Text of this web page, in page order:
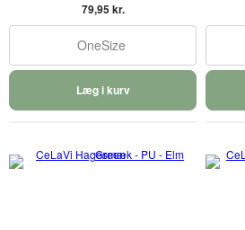
79,95 kr.
OneSize
Læg i kurv